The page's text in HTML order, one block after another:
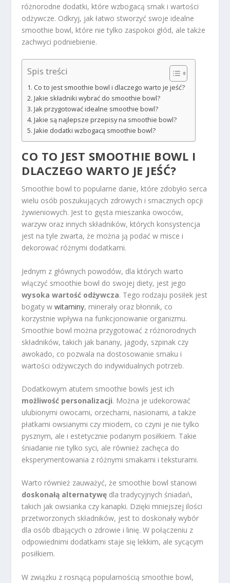
różnorodne dodatki, które wzbogacą smak i wartości
odżywcze. Odkryj, jak łatwo stworzyć swoje idealne
smoothie bowl, które nie tylko zaspokoi głód, ale także
zachwyci podniebienie.
Spis treści
Co to jest smoothie bowl i dlaczego warto je jeść?
Jakie składniki wybrać do smoothie bowl?
Jak przygotować idealne smoothie bowl?
Jakie są najlepsze przepisy na smoothie bowl?
Jakie dodatki wzbogacą smoothie bowl?
CO TO JEST SMOOTHIE BOWL I
DLACZEGO WARTO JE JEŚĆ?
Smoothie bowl to popularne danie, które zdobyło serca
wielu osób poszukujących zdrowych i smacznych opcji
żywieniowych. Jest to gęsta mieszanka owoców,
warzyw oraz innych składników, których konsystencja
jest na tyle zwarta, że można ją podać w misce i
dekorować różnymi dodatkami.
Jednym z głównych powodów, dla których warto
włączyć smoothie bowl do swojej diety, jest jego
wysoka wartość odżywcza. Tego rodzaju posiłek jest
bogaty wwitaminy, minerały oraz błonnik, co
korzystnie wpływa na funkcjonowanie organizmu.
Smoothie bowl można przygotować z różnorodnych
składników, takich jak banany, jagody, szpinak czy
awokado, co pozwala na dostosowanie smaku i
wartości odżywczych do indywidualnych potrzeb.
Dodatkowym atutem smoothie bowls jest ich
możliwość personalizacji. Można je udekorować
ulubionymi owocami, orzechami, nasionami, a także
płatkami owsianymi czy miodem, co czyni je nie tylko
pysznym, ale i estetycznie podanym posiłkiem. Takie
śniadanie nie tylko syci, ale również zachęca do
eksperymentowania z różnymi smakami i teksturami.
Warto również zauważyć, że smoothie bowl stanowi
doskonałą alternatywę dla tradycyjnych śniadań,
takich jak owsianka czy kanapki. Dzięki mniejszej ilości
przetworzonych składników, jest to doskonały wybór
dla osób dbających o zdrowie i linię. W połączeniu z
odpowiednimi dodatkami staje się lekkim, ale sycącym
posiłkiem.
W związku z rosnącą popularnością smoothie bowl,